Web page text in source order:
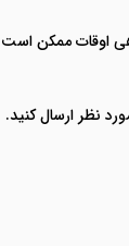
اوقات ممکن است
نظر ارسال